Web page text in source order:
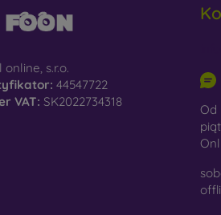
online, s.r.o.
44547722
VAT: SK2022734318
Od